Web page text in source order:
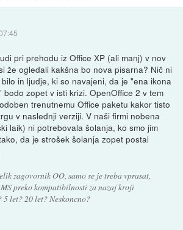
pri prehodu iz Office XP (ali manj) v nov
že ogledali kakšna bo nova pisarna? Nič ni
in ljudje, ki so navajeni, da je "ena ikona
bodo zopet v isti krizi. OpenOffice 2 v tem
trenutnemu Office paketu kakor tisto
v naslednji verziji. V naši firmi nobena
laik) ni potrebovala šolanja, ko smo jim
da je strošek šolanja zopet postal
zagovornik OO, samo se je treba vprasat,
preko kompatibilnosti za nazaj kroji
let? 20 let? Neskoncno?